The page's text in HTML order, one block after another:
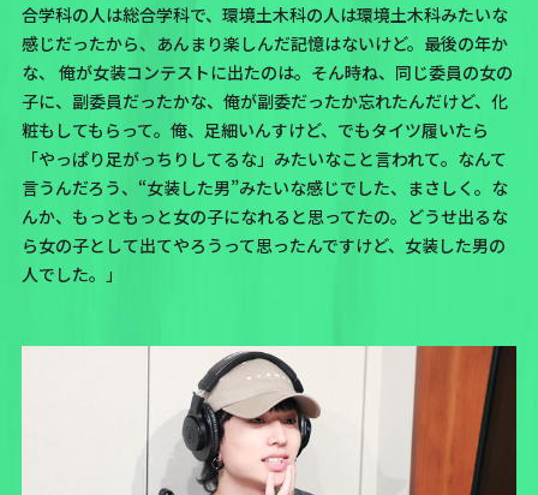
合学科の人は総合学科で、環境土木科の人は環境土木科みたいな
感じだったから、あんまり楽しんだ記憶はないけど。最後の年か
な、 俺が女装コンテストに出たのは。そん時ね、同じ委員の女の
子に、副委員だったかな、俺が副委だったか忘れたんだけど、化
粧もしてもらって。俺、足細いんすけど、でもタイツ履いたら
「やっぱり足がっちりしてるな」みたいなこと言われて。なんて
言うんだろう、“女装した男”みたいな感じでした、まさしく。な
んか、もっともっと女の子になれると思ってたの。どうせ出るな
ら女の子として出てやろうって思ったんですけど、女装した男の
人でした。」